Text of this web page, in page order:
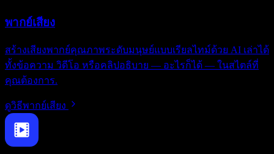
พากย์เสียง
สร้างเสียงพากย์คุณภาพระดับมนุษย์แบบเรียลไทม์ด้วย AI เล่าได้
ทั้งข้อความ วิดีโอ หรือคลิปอธิบาย — อะไรก็ได้ — ในสไตล์ที่
คุณต้องการ.
ดูวิธีพากย์เสียง